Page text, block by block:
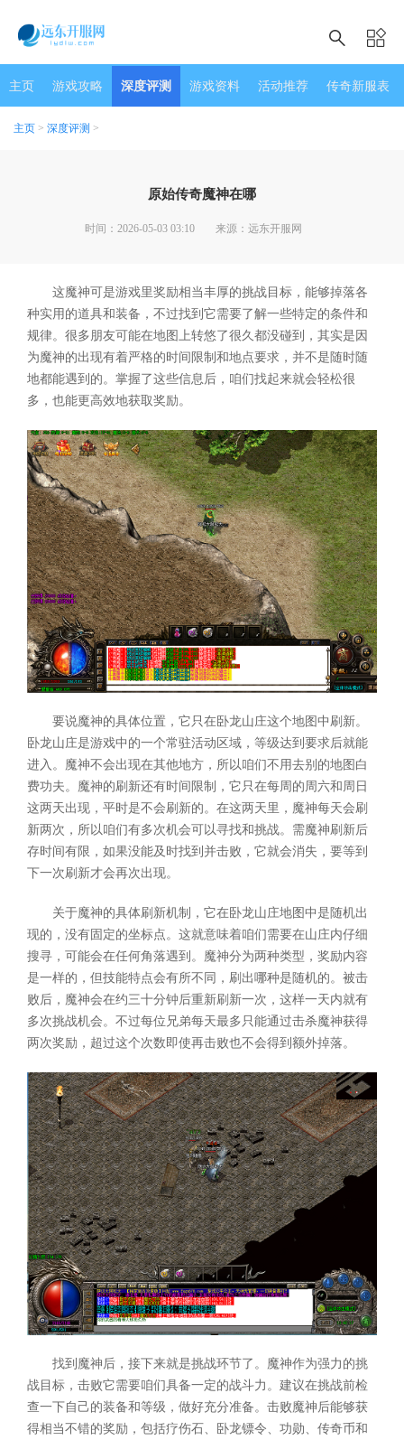
主页 游戏攻略 深度评测 游戏资料 活动推荐 传奇新服表
主页 > 深度评测 >
原始传奇魔神在哪
时间：2026-05-03 03:10 来源：远东开服网
这魔神可是游戏里奖励相当丰厚的挑战目标，能够掉落各
种实用的道具和装备，不过找到它需要了解一些特定的条件和
规律。很多朋友可能在地图上转悠了很久都没碰到，其实是因
为魔神的出现有着严格的时间限制和地点要求，并不是随时随
地都能遇到的。掌握了这些信息后，咱们找起来就会轻松很
多，也能更高效地获取奖励。
要说魔神的具体位置，它只在卧龙山庄这个地图中刷新。
卧龙山庄是游戏中的一个常驻活动区域，等级达到要求后就能
进入。魔神不会出现在其他地方，所以咱们不用去别的地图白
费功夫。魔神的刷新还有时间限制，它只在每周的周六和周日
这两天出现，平时是不会刷新的。在这两天里，魔神每天会刷
新两次，所以咱们有多次机会可以寻找和挑战。需魔神刷新后
存时间有限，如果没能及时找到并击败，它就会消失，要等到
下一次刷新才会再次出现。
关于魔神的具体刷新机制，它在卧龙山庄地图中是随机出
现的，没有固定的坐标点。这就意味着咱们需要在山庄内仔细
搜寻，可能会在任何角落遇到。魔神分为两种类型，奖励内容
是一样的，但技能特点会有所不同，刷出哪种是随机的。被击
败后，魔神会在约三十分钟后重新刷新一次，这样一天内就有
多次挑战机会。不过每位兄弟每天最多只能通过击杀魔神获得
两次奖励，超过这个次数即使再击败也不会得到额外掉落。
找到魔神后，接下来就是挑战环节了。魔神作为强力的挑
战目标，击败它需要咱们具备一定的战斗力。建议在挑战前检
查一下自己的装备和等级，做好充分准备。击败魔神后能够获
得相当不错的奖励，包括疗伤石、卧龙镖令、功勋、传奇币和